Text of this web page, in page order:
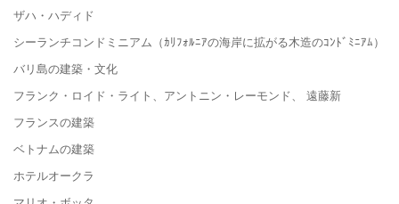
ザハ・ハディド
シーランチコンドミニアム（ｶﾘﾌｫﾙﾆｱの海岸に拡がる木造のｺﾝﾄﾞﾐﾆｱﾑ）
バリ島の建築・文化
フランク・ロイド・ライト、アントニン・レーモンド、 遠藤新
フランスの建築
ベトナムの建築
ホテルオークラ